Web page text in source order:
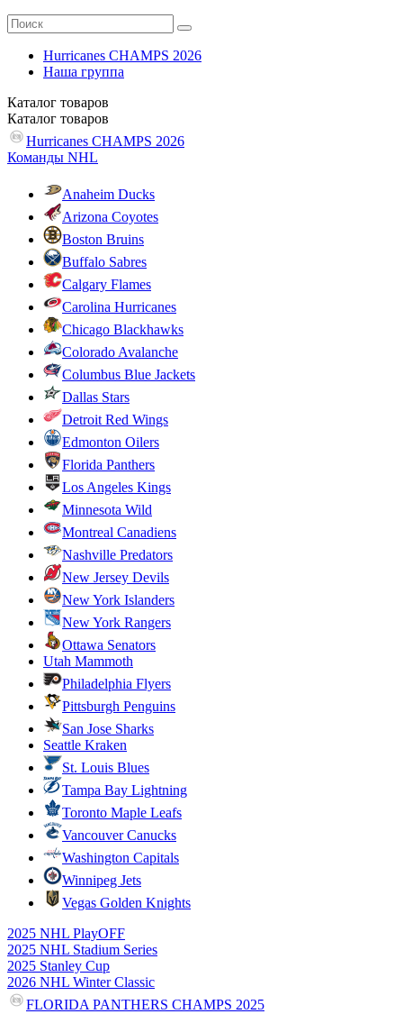
Hurricanes CHAMPS 2026
Наша группа
Каталог товаров
Каталог товаров
Hurricanes CHAMPS 2026
Команды NHL
Anaheim Ducks
Arizona Coyotes
Boston Bruins
Buffalo Sabres
Calgary Flames
Carolina Hurricanes
Chicago Blackhawks
Colorado Avalanche
Columbus Blue Jackets
Dallas Stars
Detroit Red Wings
Edmonton Oilers
Florida Panthers
Los Angeles Kings
Minnesota Wild
Montreal Canadiens
Nashville Predators
New Jersey Devils
New York Islanders
New York Rangers
Ottawa Senators
Utah Mammoth
Philadelphia Flyers
Pittsburgh Penguins
San Jose Sharks
Seattle Kraken
St. Louis Blues
Tampa Bay Lightning
Toronto Maple Leafs
Vancouver Canucks
Washington Capitals
Winnipeg Jets
Vegas Golden Knights
2025 NHL PlayOFF
2025 NHL Stadium Series
2025 Stanley Cup
2026 NHL Winter Classic
FLORIDA PANTHERS CHAMPS 2025